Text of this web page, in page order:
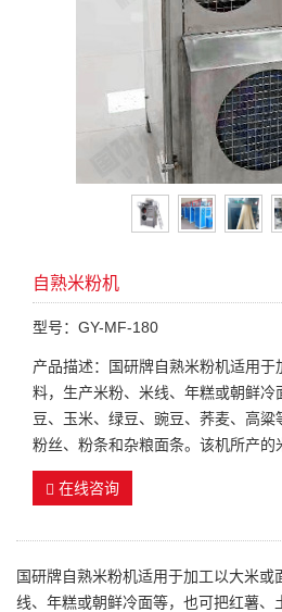
自熟米粉机
型号：GY-MF-180
产品描述：国研牌自熟米粉机适用
料，生产米粉、米线、年糕或朝鲜冷
豆、玉米、绿豆、豌豆、荞麦、高
粉丝、粉条和杂粮面条。该机所产的
在线咨询
国研牌自熟米粉机适用于加工以大米
线、年糕或朝鲜冷面等，也可把红薯、